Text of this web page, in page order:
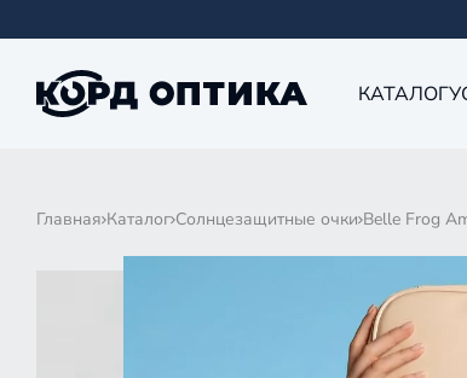
КАТАЛОГ
Главная Каталог Солнцезащитные очки Belle Frog